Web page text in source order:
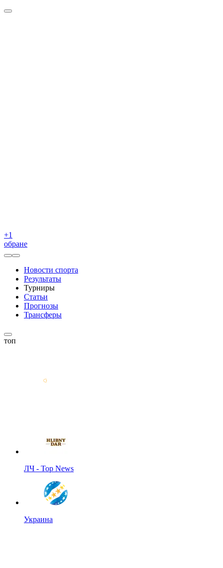
+1
обране
Новости спорта
Результаты
Турниры
Статьи
Прогнозы
Трансферы
топ
ЛЧ - Top News
Украина